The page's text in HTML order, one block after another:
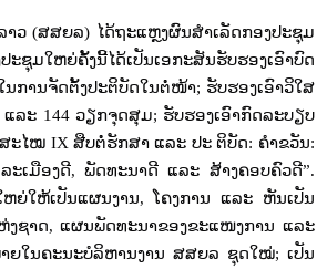
ວ (ສສຍລ) ໄດ້ຖະແຫຼງຜົນສໍາເລັດກອງປະຊຸມ
ຊຸມໃຫຍ່ຄັ້ງນີ້ໄດ້ເປັນເອກະສັນຮັບຮອງເອົາບົດ
ນການຈັດຕັ້ງປະຕິບັດໃນຕໍ່ໜ້າ; ຮັບຮອງເອົາວິໃສ
ລະ 144ວຽກຈຸດສຸມ; ຮັບຮອງເອົາກົດລະບຽບ
ະໄໝ IX ສືບຕໍ່ຮັກສາ ແລະ ປະ ຕິບັດ: ຄໍາຂວັນ:
ະເມືອງດີ, ພັດທະນາດີ ແລະ ສ້າງຄອບຄົວດີ”.
ຍ່ໃຫ້ເປັນແຜນງານ,ໂຄງການ ແລະ ຫັນເປັນ
ງຊາດ,ແຜນພັດທະນາຂອງຂະແໜງການ ແລະ
ຍໃນຄະນະບໍລິຫານງານ ສສຍລ ຊຸດໃໝ່; ເປັນ